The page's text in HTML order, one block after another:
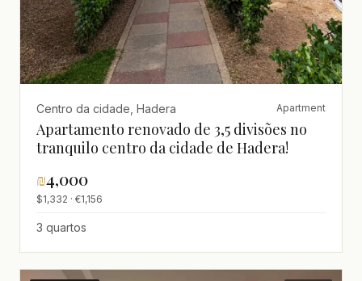
Centro da cidade, Hadera Apartment
Apartamento renovado de 3,5 divisões no
tranquilo centro da cidade de Hadera!
₪4,000
$1,332 · €1,156
3 quartos